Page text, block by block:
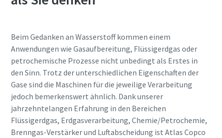
Beim Gedanken an Wasserstoff kommen einem
Anwendungen wie Gasaufbereitung, Flüssigerdgas oder
petrochemische Prozesse nicht unbedingt als Erstes in
den Sinn. Trotz der unterschiedlichen Eigenschaften der
Gase sind die Maschinen für die jeweilige Verarbeitung
jedoch bemerkenswert ähnlich. Dank unserer
jahrzehntelangen Erfahrung in den Bereichen
Flüssigerdgas, Erdgasverarbeitung, Chemie/Petrochemie,
Brenngas-Verstärker und Luftabscheidung ist Atlas Copco
Stadt
Postleitzahl
Anfordern